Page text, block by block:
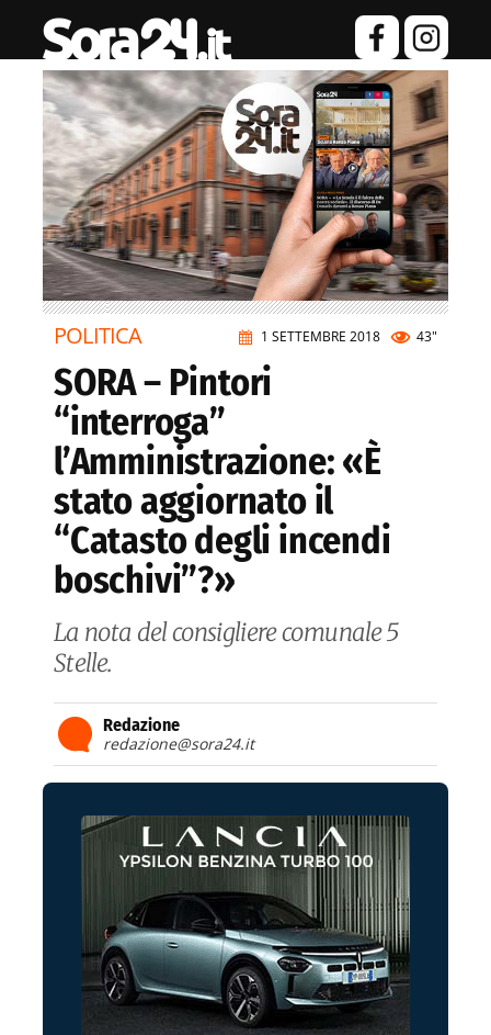
1 SETTEMBRE 2018 43"
POLITICA
SORA – Pintori
“interroga”
l’Amministrazione: «È
stato aggiornato il
“Catasto degli incendi
boschivi”?»
La nota del consigliere comunale 5
Stelle.
Redazione
redazione@sora24.it